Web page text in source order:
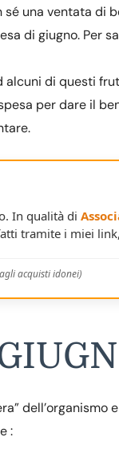
una ventata di
di giugno. Per
di questi
per dare il
In qualità di
tramite i miei
acquisti idonei)
dell’organismo
: